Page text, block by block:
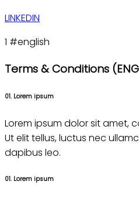
LINKEDIN
1 #english
Terms & Conditions
01. Lorem ipsum
Lorem ipsum dolor sit amet,
Ut elit tellus, luctus nec
dapibus leo.
01. Lorem ipsum